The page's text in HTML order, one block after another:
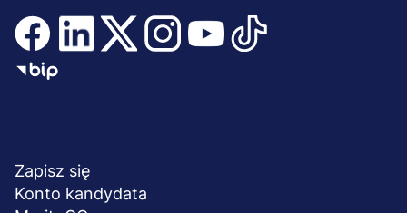
stopka
Zapisz się
Konto kandydata